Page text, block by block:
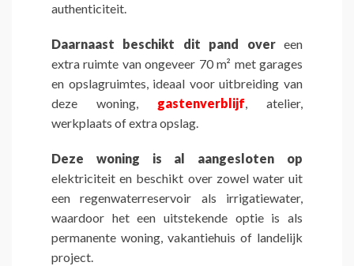
authenticiteit.
Daarnaast beschikt dit pand overeen
extra ruimte van ongeveer 70 m² met garages
en opslagruimtes, ideaal voor uitbreiding van
deze woning, gastenverblijf, atelier,
werkplaats of extra opslag.
Deze woning is al aangesloten op
elektriciteit en beschikt over zowel water uit
een regenwaterreservoir als irrigatiewater,
waardoor het een uitstekende optie is als
permanente woning, vakantiehuis of landelijk
project.